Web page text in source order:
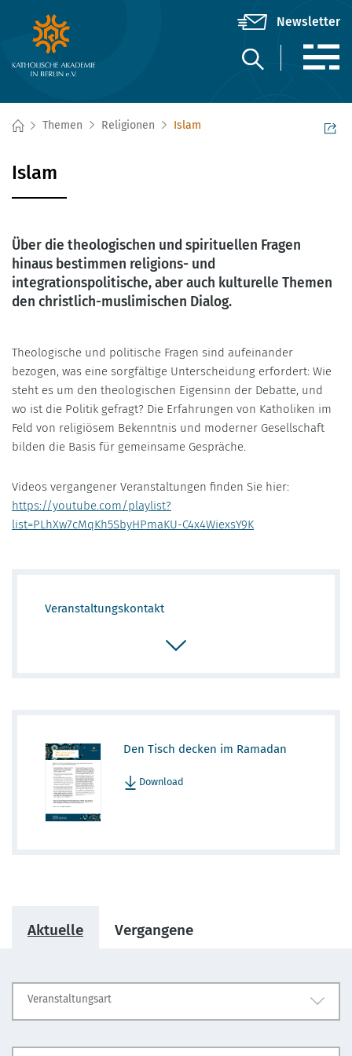
Themen Religionen Islam
Islam
Über die theologischen und spirituellen Fragen
hinaus bestimmen religions- und
integrationspolitische, aber auch kulturelle Themen
den christlich-muslimischen Dialog.
Theologische und politische Fragen sind aufeinander
bezogen, was eine sorgfältige Unterscheidung erfordert: Wie
steht es um den theologischen Eigensinn der Debatte, und
wo ist die Politik gefragt? Die Erfahrungen von Katholiken im
Feld von religiösem Bekenntnis und moderner Gesellschaft
bilden die Basis für gemeinsame Gespräche.
Videos vergangener Veranstaltungen finden Sie hier:
https://youtube.com/playlist?
list=PLhXw7cMqKh5SbyHPmaKU-C4x4WiexsY9K
Veranstaltungskontakt
Den Tisch decken im Ramadan
Download
Aktuelle Vergangene
Veranstaltungsart